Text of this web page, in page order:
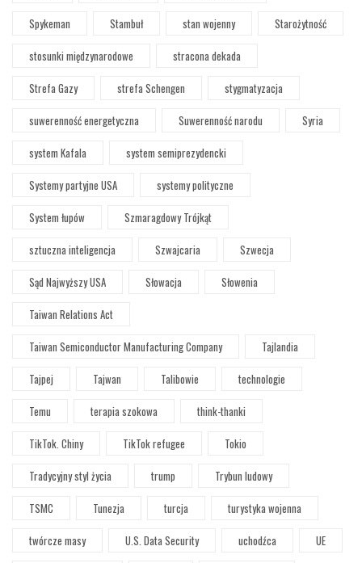
Spykeman
Stambuł stan wojenny
Starożytność
stosunki międzynarodowe
stracona dekada
Strefa Gazy
strefa Schengen
stygmatyzacja
suwerenność energetyczna
Suwerenność narodu
Syria
system Kafala
system semiprezydencki
Systemy partyjne USA
systemy polityczne
System łupów
Szmaragdowy Trójkąt
sztuczna inteligencja
Szwajcaria
Szwecja
Sąd Najwyższy USA
Słowacja
Słowenia
Taiwan Relations Act
Taiwan Semiconductor Manufacturing Company
Tajlandia
Tajpej
Tajwan Talibowie
technologie
Temu
terapia szokowa
think-thanki
TikTok. Chiny
TikTok refugee
Tokio
Tradycyjny styl życia
trump
Trybun ludowy
TSMC
Tunezja turcja
turystyka wojenna
twórcze masy
U.S. Data Security uchodźca
UE